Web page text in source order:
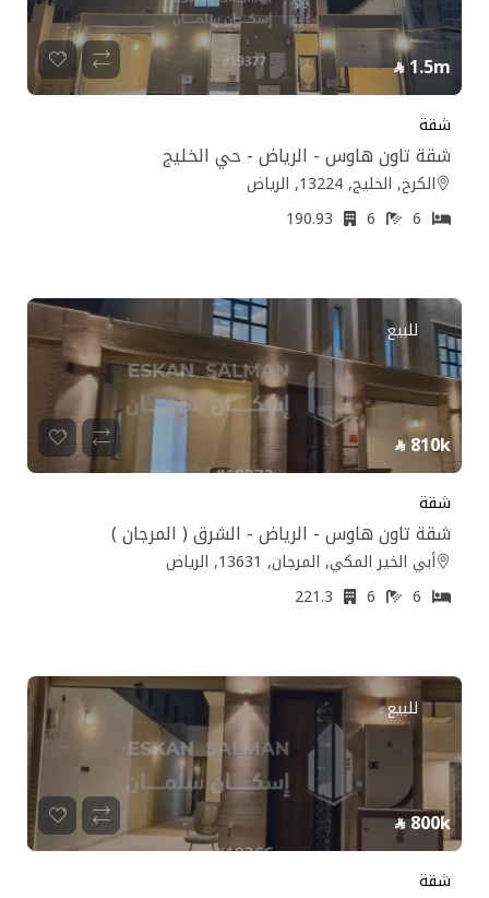
1.5m
شقة
شقة تاون هاوس - الرياض - حي الخليج
الكرخ, الخليج, 13224, الرياض
للبيع
810k
شقة
شقة تاون هاوس - الرياض - الشرق ( المرجان )
أبي الخير المكي, المرجان, 13631, الرياض
للبيع
800k
شقة